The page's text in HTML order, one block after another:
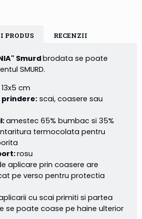
PRODUS RECENZII
Smurdbrodata se poate
SMURD.
13x5 cm
prindere: scai, coasere sau
amestec 65% bumbac si 35%
termocolata pentru
rosu
aplicare prin coasere are
pe verso pentru protectia
cu scai primiti si partea
se poate coase pe haine ulterior